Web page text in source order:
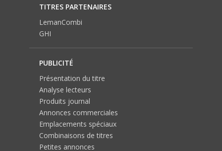
TITRES PARTENAIRES
LemanCombi
GHI
PUBLICITÉ
Présentation du titre
Analyse lecteurs
Produits journal
Annonces commerciales
Emplacements spéciaux
Combinaisons de titres
Petites annonces